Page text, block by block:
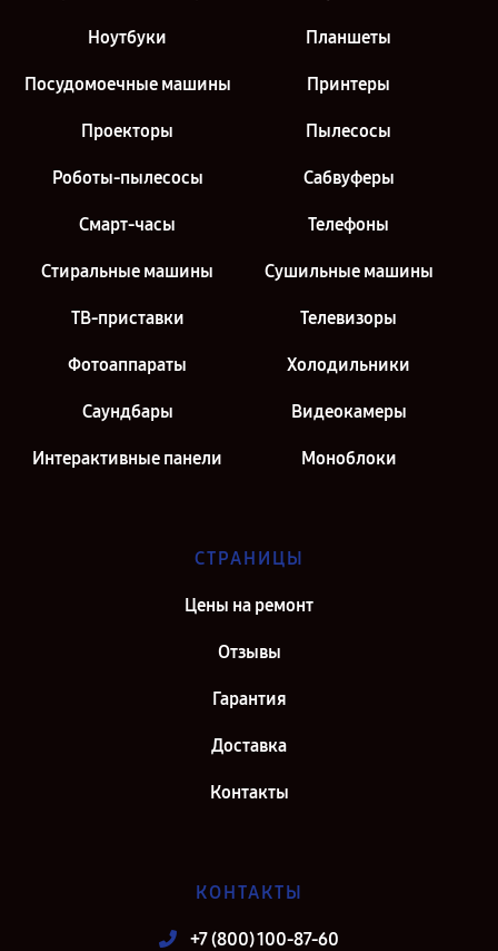
Ноутбуки Планшеты
Посудомоечные машины Принтеры
Проекторы Пылесосы
Роботы-пылесосы Сабвуферы
Смарт-часы Телефоны
Стиральные машины Сушильные машины
ТВ-приставки Телевизоры
Фотоаппараты Холодильники
Саундбары Видеокамеры
Интерактивные панели Моноблоки
СТРАНИЦЫ
Цены на ремонт
Отзывы
Гарантия
Доставка
Контакты
КОНТАКТЫ
+7 (800) 100-87-60